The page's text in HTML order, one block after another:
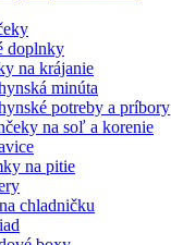
doplnky
na krájanie
minúta
potreby a príbory
na soľ a korenie
na pitie
chladničku